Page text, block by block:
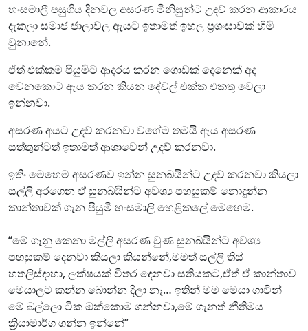
හංසමාලී පසුගිය දිනවල අසරණ මිනිසුන්ට උදව් ක‍රන ආකාරය
දැකලා සමාජ ජාලාවල ඇයට ඉතාමත් ඉහල ප්‍රශංසාවක් හිමි
වුනානේ.
ඒත් එක්කම පියුමිට ආදරය කරන ගොඩක් දෙනෙක් අද
වෙනකොට ඇය කරන කියන දේවල් එක්ක එකතු වෙලා
ඉන්නවා.
අසරණ අයට උදව් කරනවා වගේම තමයි ඇය අසරණ
සත්තුන්ටත් ඉතාමත් ආශාවෙන් උදව් කරනවා.
ඉතිං මෙහෙම අසරණව ඉන්න සුනඛයින්ට උදව් කරනවා කියලා
සල්ලි අරගෙන ඒ සුනඛයින්ට අවශ්‍ය පහසුකම් නොදුන්න
කාන්තාවක් ගැන පියුමි හංසමාලි හෙළිකලේ මෙහෙම.
“මේ ගෑනු කෙනා මල්ලි අසරණ වුණ සුනඛයින්ට අවශ්‍ය
පහසුකම් දෙනවා කියලා කියන්නේ,මමත් සල්ලි තිස්
හතලිස්දාහා, ලක්ෂයක් විතර දෙනවා සතියකට,ඒත් ඒ කාන්තාව
මෙයාලට කන්න බොන්න දීලා නෑ… ඉතින් මම මෙයා ගාවින්
මේ බල්ලො ටික ඔක්කොම ගන්නවා,මේ ගැනත් නීතිමය
ක්‍රියාමාර්ග ගන්න ඉන්නේ”